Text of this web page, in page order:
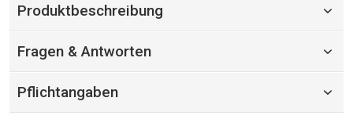
Produktbeschreibung
Fragen & Antworten
Pflichtangaben